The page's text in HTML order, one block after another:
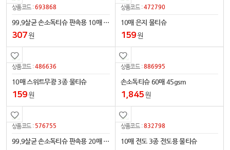
상품코드 :693868
99.9살균 손소독티슈 판촉용 10매 [의약외품]
307원
상품코드 :472790
10매 은지 물티슈
159원
상품코드 :486636
10매 스위트무광 3종 물티슈
159원
상품코드 :886995
손소독티슈 60매 45gsm
1,845원
상품코드 : 576755
99.9살균 손소독티슈 판촉용 20매 [의약외품]
상품코드 :832798
10매 전도 3종 전도용 물티슈